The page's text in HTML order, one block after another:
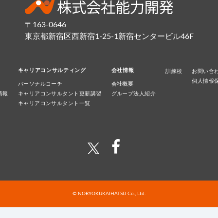
〒163-0646
東京都新宿区西新宿1-25-1新宿センタービル46F
報
キャリアコンサルティング
パーソナルコーチ
キャリアコンサルタント更新講習
キャリアコンサルタント一覧
会社情報
会社概要
グループ法人紹介
訓練校
お問い合
個人情報
© NORYOKUKAIHATSU Co., Ltd.